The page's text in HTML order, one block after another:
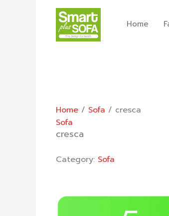
Home
Home / Sofa / cresca
Sofa
cresca
Category: Sofa